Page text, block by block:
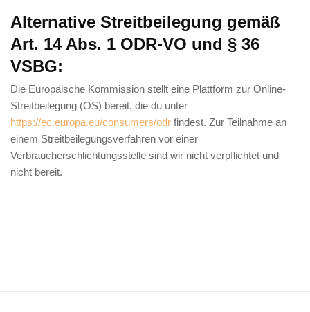
Alternative Streitbeilegung gemäß
Art. 14 Abs. 1 ODR-VO und § 36
VSBG:
Die Europäische Kommission stellt eine Plattform zur Online-
Streitbeilegung (OS) bereit, die du unter
https://ec.europa.eu/consumers/odr findest. Zur Teilnahme an
einem Streitbeilegungsverfahren vor einer
Verbraucherschlichtungsstelle sind wir nicht verpflichtet und
nicht bereit.